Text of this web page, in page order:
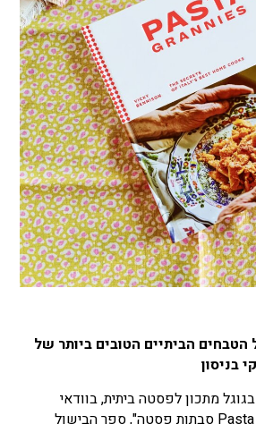
הביתיים הטובים ביותר של
בניסון
מתכון לפסטה ביתית, בוודאי
נתקלתם ב-"Pasta Grannies סבתות פסטה", ספר הבישול